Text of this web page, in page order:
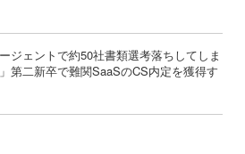
ジェントで約50社書類選考落ちしてしま
第二新卒で難関SaaSのCS内定を獲得す